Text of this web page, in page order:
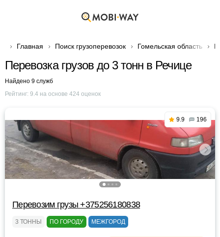
Главная Поиск грузоперевозок Гомельская область
Перевозка грузов до 3 тонн в Речице
Найдено 9 служб
Рейтинг: 9.4 на основе 424 оценок
9.9 196
Перевозим грузы +375256180838
3 ТОННЫ ПО ГОРОДУ МЕЖГОРОД